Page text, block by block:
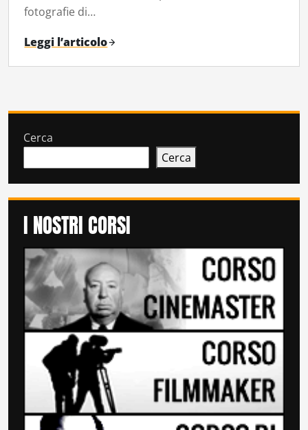
fotografie di…
Leggi l’articolo
Cerca
Cerca
I NOSTRI CORSI